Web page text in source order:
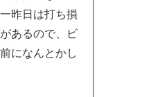
昨日は打ち損
あるので、ビ
になんとかし